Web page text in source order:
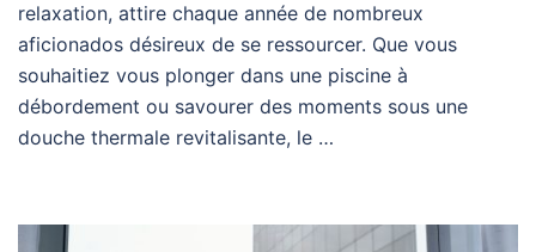
relaxation, attire chaque année de nombreux
aficionados désireux de se ressourcer. Que vous
souhaitiez vous plonger dans une piscine à
débordement ou savourer des moments sous une
douche thermale revitalisante, le …